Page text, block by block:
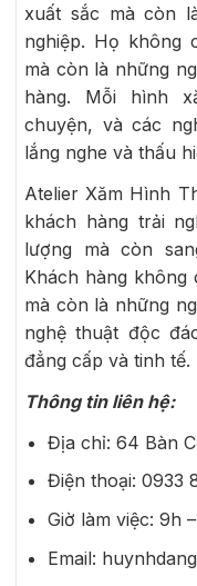
xuất sắc mà còn
nghiệp. Họ không
mà còn là những
hàng. Mỗi hình
chuyện, và các
lắng nghe và thấu
Atelier Xăm Hình
khách hàng trải
lượng mà còn
Khách hàng không
mà còn là những
nghệ thuật độc
đẳng cấp và tinh tế.
Thông tin liên hệ:
Địa chỉ: 64 Bàn
Điện thoại: 0933
Giờ làm việc: 9h
Email: